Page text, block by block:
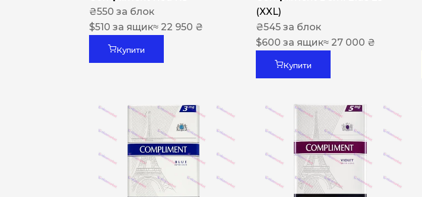
₴550 за блок
$510 за ящик≈ 22 950 ₴
Купити
(XXL)
₴545 за блок
$600 за ящик≈ 27 000 ₴
Купити